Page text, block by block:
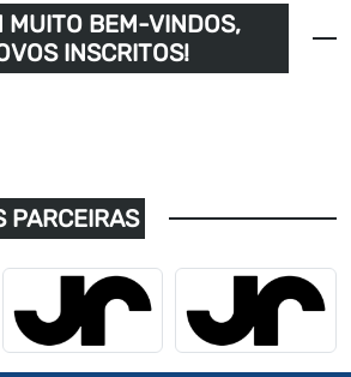
MUITO BEM-VINDOS,
INSCRITOS!
PARCEIRAS